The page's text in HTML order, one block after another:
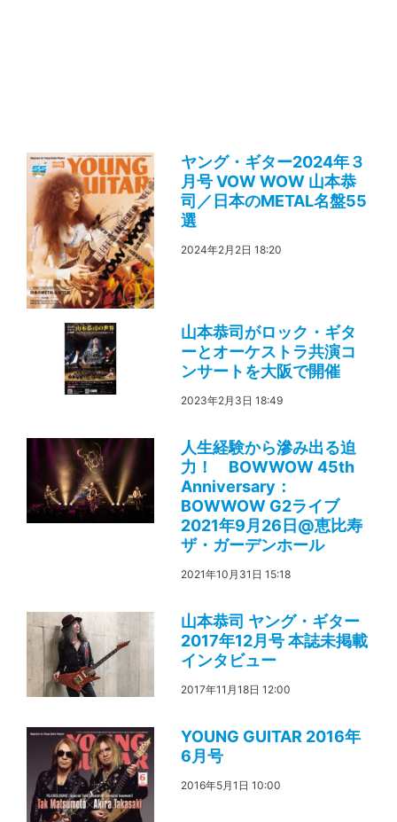
ヤング・ギター2024年３
月号 VOW WOW 山本恭
司／日本のMETAL名盤55
選
2024年2月2日 18:20
山本恭司がロック・ギタ
ーとオーケストラ共演コ
ンサートを大阪で開催
2023年2月3日 18:49
人生経験から滲み出る迫
力！ BOWWOW 45th
Anniversary：
BOWWOW G2ライブ
2021年9月26日@恵比寿
ザ・ガーデンホール
2021年10月31日 15:18
山本恭司 ヤング・ギター
2017年12月号 本誌未掲載
インタビュー
2017年11月18日 12:00
YOUNG GUITAR 2016年
6月号
2016年5月1日 10:00